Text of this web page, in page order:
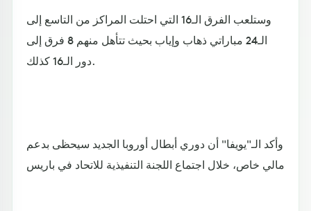
وستلعب الفرق الـ16 التي احتلت المراكز من التاسع إلى
الـ24 مباراتي ذهاب وإياب بحيث تتأهل منهم 8 فرق إلى
دور الـ16 كذلك.
وأكد الـ"يويفا" أن دوري أبطال أوروبا الجديد سيحظى بدعم
مالي خاص، خلال اجتماع اللجنة التنفيذية للاتحاد في باريس